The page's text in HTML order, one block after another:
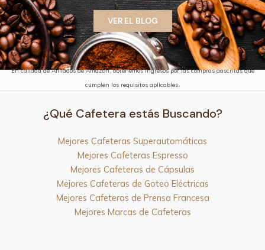
VER EL BLOG
En calidad de Afiliados de Amazon, obtenemos ingresos por las compras adscritas que
cumplen los requisitos aplicables.
¿Qué Cafetera estás Buscando?
Mejores Cafeteras Superautomáticas
Mejores Cafeteras Espresso
Mejores Cafeteras de Cápsulas
Mejores Cafeteras de Goteo Eléctricas
Mejores Cafeteras de Prensa Francesa
Mejores Marcas de Cafeteras